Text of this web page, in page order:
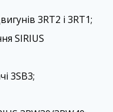
3RT2 і 3RT1;
SIRIUS
3SB3;